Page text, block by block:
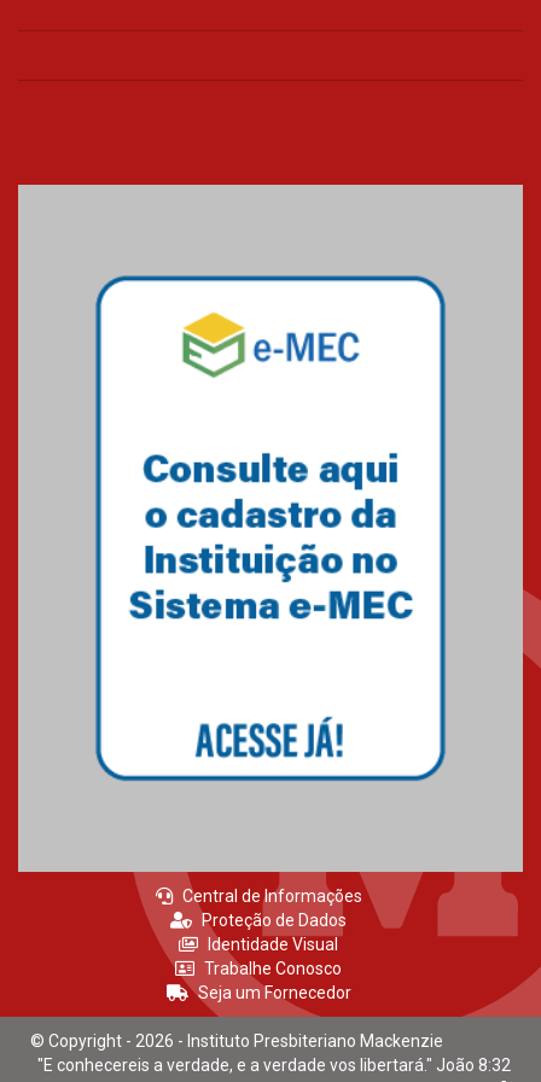
Central de Informações
Proteção de Dados
Identidade Visual
Trabalhe Conosco
Seja um Fornecedor
© Copyright - 2026 - Instituto Presbiteriano Mackenzie
"E conhecereis a verdade, e a verdade vos libertará." João 8:32